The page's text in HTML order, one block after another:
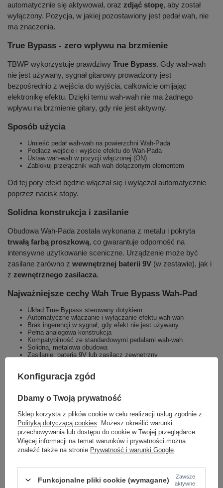
automatycznie się aktywował, oraz zdjąć stopę, aby został
wyłączony. Pozycja, w jakiej pozostawiony jest pedał wah, nie
ma znaczenia.
True Bypass - zero wpływu na brzmienie
TBWP wykorzystuje prawdziwy True Bypass. Gdy wah-wah
nie jest używany, sygnał gitarowy prowadzony jest
bezpośrednio z wejścia do wyjścia, całkowicie omijając
elektronikę efektu. Dzięki temu wah-wah nie ma żadnego
wpływu na brzmienie gitary, gdy nie jest aktywny.
Sposób użycia
Umieść pedał wah-wah na powierzchni Wah-Pada
Podłącz wejście i wyjście efektu do Wah-Pada
Ustaw wah-wah w pozycji włączonej (ON)
Zablokuj przełącznik wah-wah dołączonym elementem
Od tej pory efekt będzie włączał się i wyłączał automatycznie
poprzez nacisk stopy.
Solidna konstrukcja i zasilanie
Obudowa Wah-Pada została wykonana z metalu i pokryta
trwałą farbą proszkową, co gwarantuje odporność na
intensywne użytkowanie sceniczne. Urządzenie może być
zasilane zarówno z wewnętrznej baterii 9V (w zestawie), jak i
z zewnętrznego zasilacza.
Najważniejsze cechy Wah True Bypass Wah-Pad
Układ True Bypass sterowany dotykiem
Automatyczne włączanie i wyłączanie efektu wah-wah
Brak ingerencji w sygnał, gdy efekt nie jest używany
Pełna analogowa konstrukcja
Kompatybilność ze standardowymi pedałami wah-wah
Solidna, metalowa obudowa
Zasilanie: bateria 9V lub zasilacz zewnętrzny
True Bypass Wah-Pad (TBWP)
gitarzystów, którzy chcą używać efektu wah-wah w sposób
naturalny, płynny i całkowicie transparentny brzmieniowo – bez
dodatkowych kliknięć i bez kompromisów.
Marka G-Lab
Podmiot odpowiedzialny za ten
produkt na terenie UE
Unitra Sp. z o.o. Więcej
Konfiguracja zgód
Dbamy o Twoją prywatność
Sklep korzysta z plików cookie w celu realizacji usług zgodnie z
Polityką dotyczącą cookies . Możesz określić warunki
przechowywania lub dostępu do cookie w Twojej przeglądarce.
Więcej informacji na temat warunków i prywatności można
znaleźć także na stronie Prywatność i warunki Google
Funkcjonalne pliki cookie (wymagane)
Zawsze
aktywne